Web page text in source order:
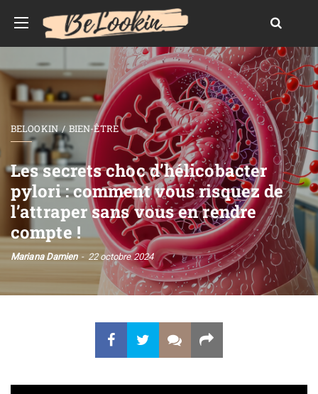
BELOOKIN BIEN-ÊTRE
Les secrets choc d’hélicobacter
pylori : comment vous risquez de
l’attraper sans vous en rendre
compte !
Mariana Damien 22 octobre 2024